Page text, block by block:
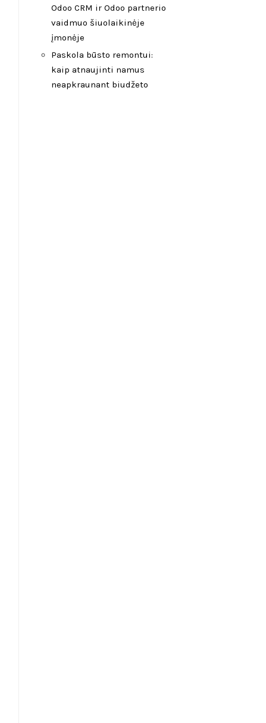
Odoo CRM ir Odoo partnerio
vaidmuo šiuolaikinėje
įmonėje
Paskola būsto remontui:
kaip atnaujinti namus
neapkraunant biudžeto